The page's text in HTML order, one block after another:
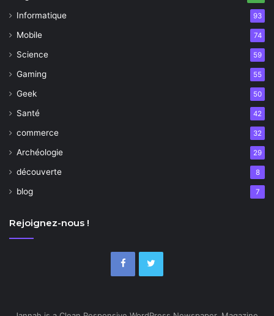
Informatique 93
Mobile 74
Science 59
Gaming 55
Geek 50
Santé 42
commerce 32
Archéologie 29
découverte 8
blog 7
Rejoignez-nous !